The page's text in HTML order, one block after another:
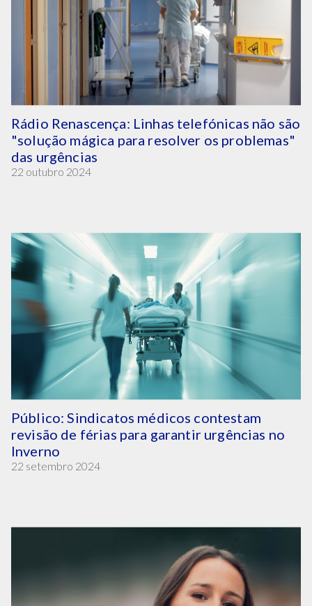
Rádio Renascença: Linhas telefónicas não são
"solução mágica para resolver os problemas"
das urgências
22 outubro 2024
Público: Sindicatos médicos contestam
revisão de férias para garantir urgências no
Inverno
22 setembro 2024